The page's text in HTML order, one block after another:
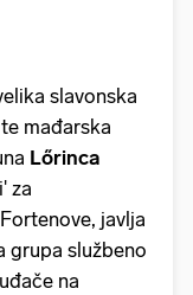
slavonska
mađarska
Lőrinca
za
javlja
grupa službeno
na